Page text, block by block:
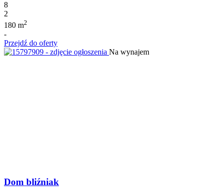
8
2
180 m2
-
Przejdź do oferty
Na wynajem
Dom bliźniak